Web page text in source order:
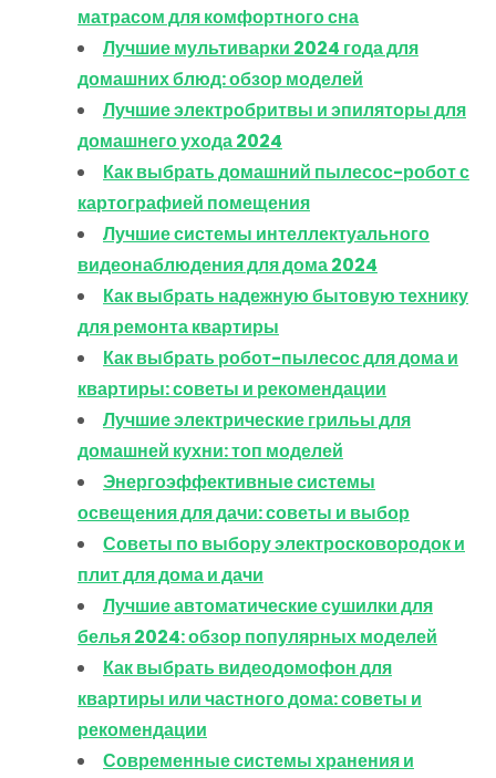
матрасом для комфортного сна
Лучшие мультиварки 2024 года для
домашних блюд: обзор моделей
Лучшие электробритвы и эпиляторы для
домашнего ухода 2024
Как выбрать домашний пылесос-робот с
картографией помещения
Лучшие системы интеллектуального
видеонаблюдения для дома 2024
Как выбрать надежную бытовую технику
для ремонта квартиры
Как выбрать робот-пылесос для дома и
квартиры: советы и рекомендации
Лучшие электрические грильы для
домашней кухни: топ моделей
Энергоэффективные системы
освещения для дачи: советы и выбор
Советы по выбору электросковородок и
плит для дома и дачи
Лучшие автоматические сушилки для
белья 2024: обзор популярных моделей
Как выбрать видеодомофон для
квартиры или частного дома: советы и
рекомендации
Современные системы хранения и